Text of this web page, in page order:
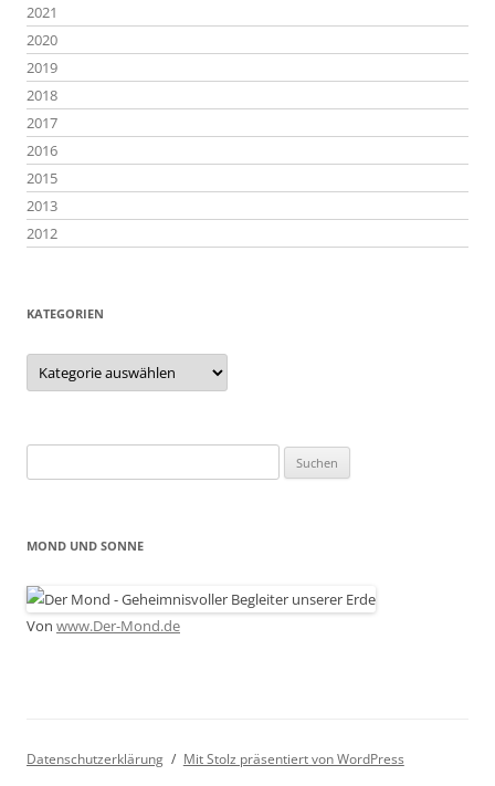
2021
2020
2019
2018
2017
2016
2015
2013
2012
KATEGORIEN
Kategorien
nach:
MOND UND SONNE
Von www.Der-Mond.de
Datenschutzerklärung Mit Stolz präsentiert von WordPress